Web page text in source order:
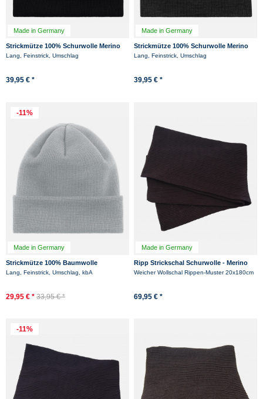
Made in Germany
Strickmütze 100% Schurwolle Merino
Hanseheld Feinstrickmütze - Schwarz
Lang, Feinstrick, Umschlag
39,95 € *
Made in Germany
Strickmütze 100% Schurwolle Merino
Hanseheld Feinstrickmütze - Anthrazit
Lang, Feinstrick, Umschlag
39,95 € *
-11%
Made in Germany
Strickmütze 100% Baumwolle
Hanseheld - Grau
Lang, Feinstrick, Umschlag, kbA
29,95 € * 33,95 € *
Made in Germany
Ripp Strickschal Schurwolle - Merino
Hanseheld Rippenstrick Schal -
Weicher Wollschal Rippen-Muster 20x180cm
69,95 € *
-11%